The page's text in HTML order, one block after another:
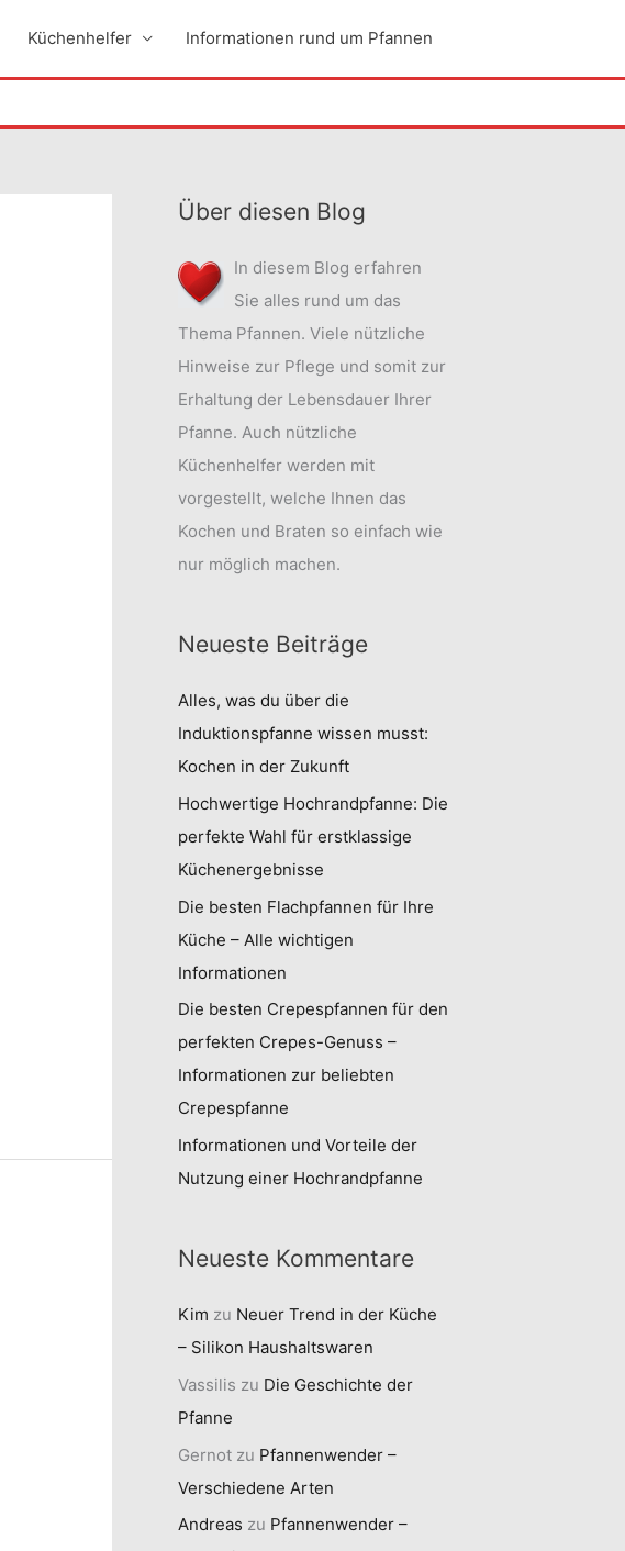
Küchenhelfer Informationen rund um Pfannen
Über diesen Blog
In diesem Blog erfahren
Sie alles rund um das
Thema Pfannen. Viele nützliche
Hinweise zur Pflege und somit zur
Erhaltung der Lebensdauer Ihrer
Pfanne. Auch nützliche
Küchenhelfer werden mit
vorgestellt, welche Ihnen das
Kochen und Braten so einfach wie
nur möglich machen.
Neueste Beiträge
Alles, was du über die
Induktionspfanne wissen musst:
Kochen in der Zukunft
Hochwertige Hochrandpfanne: Die
perfekte Wahl für erstklassige
Küchenergebnisse
Die besten Flachpfannen für Ihre
Küche – Alle wichtigen
Informationen
Die besten Crepespfannen für den
perfekten Crepes-Genuss –
Informationen zur beliebten
Crepespfanne
Informationen und Vorteile der
Nutzung einer Hochrandpfanne
Neueste Kommentare
Kim zu Neuer Trend in der Küche
– Silikon Haushaltswaren
Vassilis zu Die Geschichte der
Pfanne
Gernotzu Pfannenwender –
Verschiedene Arten
Andreas zu Pfannenwender –